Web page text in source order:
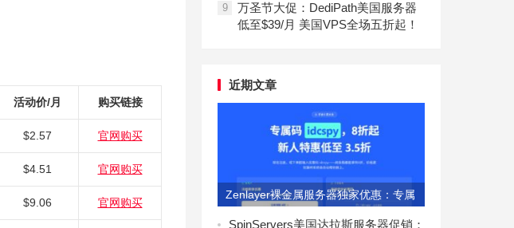
活动价/月 购买链接
$2.57 官网购买
$4.51 官网购买
$9.06 官网购买
9
万圣节大促：DediPath美国服务器
低至$39/月 美国VPS全场五折起！
近期文章
Zenlayer裸金属服务器独家优惠：专属
码idcspy享8折
SpinServers美国达拉斯服务器促销：